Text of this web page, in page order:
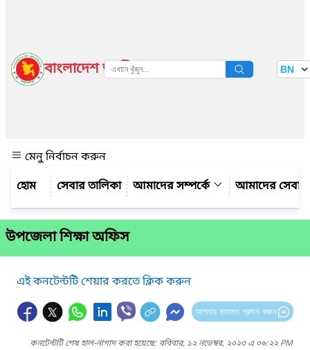
বাংলাদেশ জাতীয় তথ্য বাতায়ন BN
মেনু নির্বাচন করুন
সেবার তালিকা
আমাদের সম্পর্কে আমাদের সেবা
উপজেলা শিক্ষা অফিস
এই কনটেন্টটি শেয়ার করতে ক্লিক করুন
আপনার মতামত প্রদান করুন
কনটেন্টটি শেষ হাল-নাগাদ করা হয়েছে: রবিবার, ১২ নভেম্বর, ২০২৩ এ ০৬:২২ PM